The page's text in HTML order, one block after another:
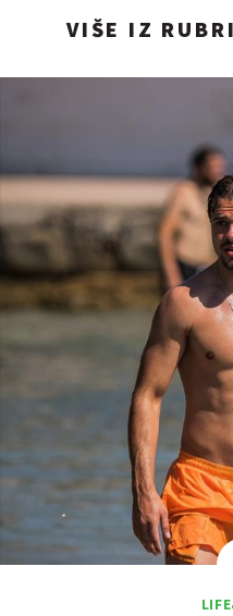
VIŠE IZ